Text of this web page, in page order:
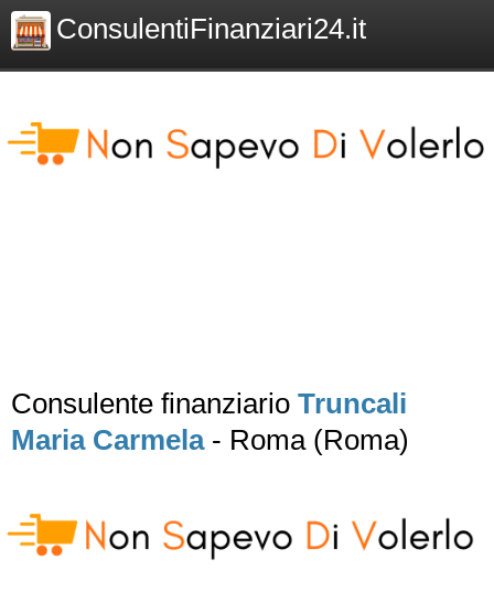
ConsulentiFinanziari24.it
Consulente finanziario Truncali
Maria Carmela- Roma (Roma)